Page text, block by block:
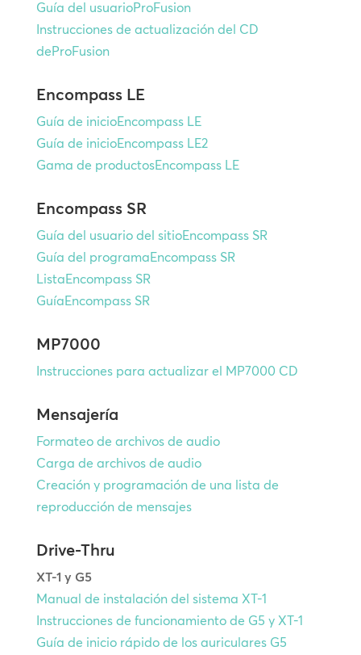
Guía del usuarioProFusion
Instrucciones de actualización del CD
deProFusion
Encompass LE
Guía de inicioEncompass LE
Guía de inicioEncompass LE2
Gama de productosEncompass LE
Encompass SR
Guía del usuario del sitioEncompass SR
Guía del programaEncompass SR
ListaEncompass SR
GuíaEncompass SR
MP7000
Instrucciones para actualizar el MP7000 CD
Mensajería
Formateo de archivos de audio
Carga de archivos de audio
Creación y programación de una lista de
reproducción de mensajes
Drive-Thru
XT-1 y G5
Manual de instalación del sistema XT-1
Instrucciones de funcionamiento de G5 y XT-1
Guía de inicio rápido de los auriculares G5